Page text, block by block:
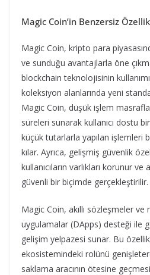
Magic Coin’in Benzersiz
Magic Coin, kripto para
ve sunduğu avantajlarla öne
blockchain teknolojisinin
koleksiyon alanlarında yeni
Magic Coin, düşük işlem
süreleri sunarak kullanıcı dostu
küçük tutarlarla yapılan işlemleri
kılar. Ayrıca, gelişmiş güvenlik
kullanıcıların varlıkları korunur
güvenli bir biçimde gerçekleştirilir.
Magic Coin, akıllı sözleşmeler ve
uygulamalar (DApps) desteği ile
gelişim yelpazesi sunar. Bu
ekosistemindeki rolünü
saklama aracının ötesine